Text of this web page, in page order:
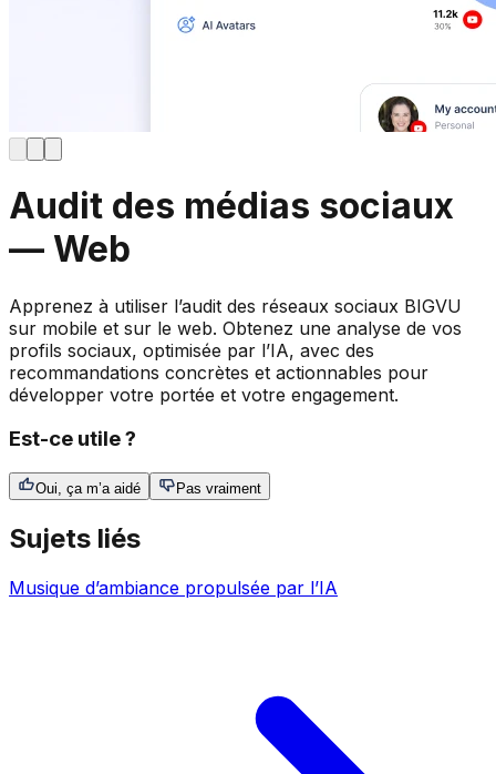
Audit des médias sociaux
— Web
Apprenez à utiliser l’audit des réseaux sociaux BIGVU
sur mobile et sur le web. Obtenez une analyse de vos
profils sociaux, optimisée par l’IA, avec des
recommandations concrètes et actionnables pour
développer votre portée et votre engagement.
Est-ce utile ?
Oui, ça m’a aidé Pas vraiment
Sujets liés
Musique d’ambiance propulsée par l’IA